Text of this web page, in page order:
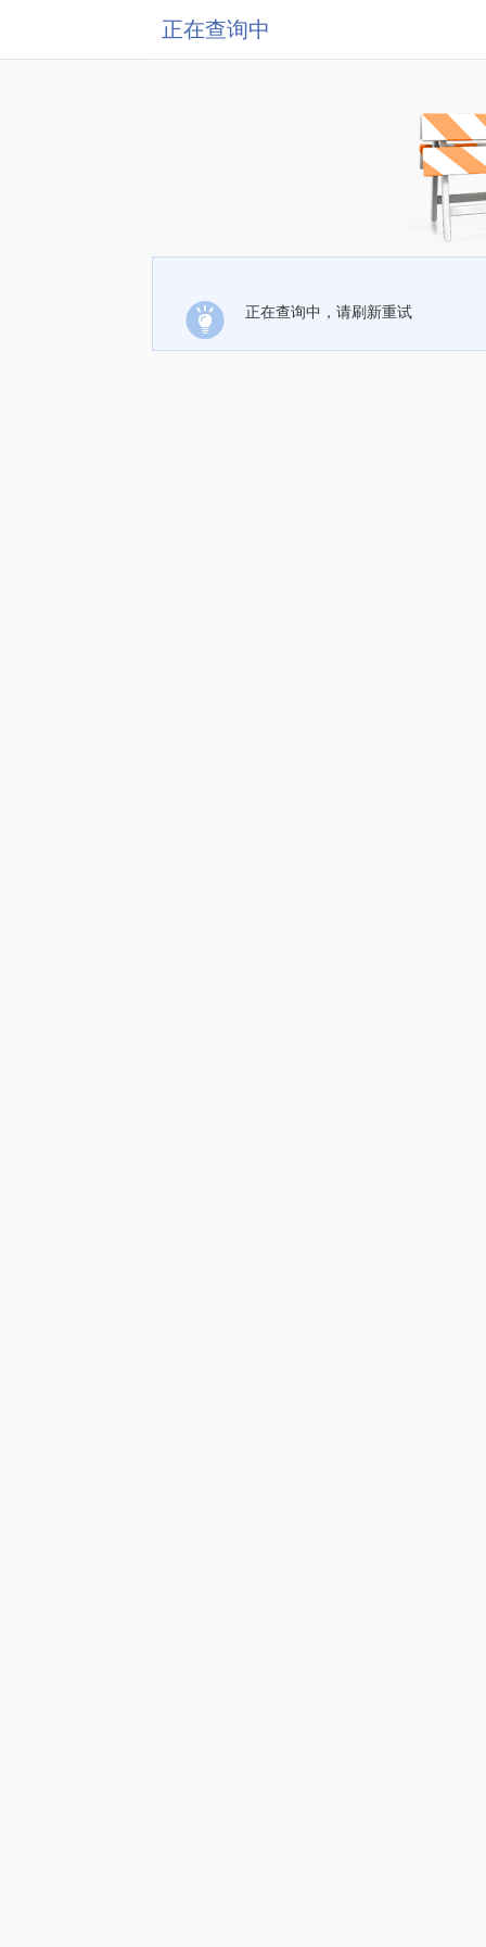
正在查询中
正在查询中，请刷新重试